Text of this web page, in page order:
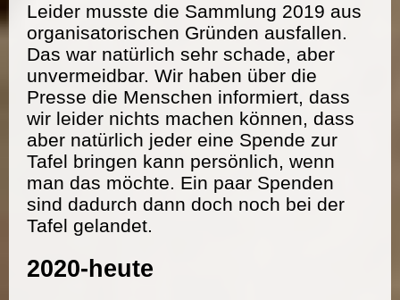
Leider musste die Sammlung 2019 aus
organisatorischen Gründen ausfallen.
Das war natürlich sehr schade, aber
unvermeidbar. Wir haben über die
Presse die Menschen informiert, dass
wir leider nichts machen können, dass
aber natürlich jeder eine Spende zur
Tafel bringen kann persönlich, wenn
man das möchte. Ein paar Spenden
sind dadurch dann doch noch bei der
Tafel gelandet.
2020-heute